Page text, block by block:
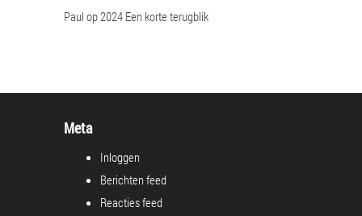
Paul op2024 Een korte terugblik
Meta
Inloggen
Berichten feed
Reacties feed